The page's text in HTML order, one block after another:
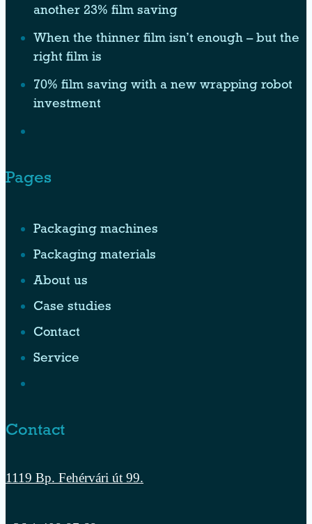
another 23% film saving
When the thinner film isn’t enough – but the
right film is
70% film saving with a new wrapping robot
investment
Pages
Packaging machines
Packaging materials
About us
Case studies
Contact
Service
Contact
1119 Bp. Fehérvári út 99.